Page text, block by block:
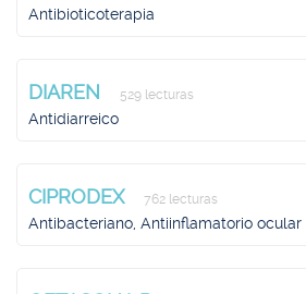
Antibioticoterapia
DIAREN 529 lecturas
Antidiarreico
CIPRODEX 762 lecturas
Antibacteriano, Antiinflamatorio ocular